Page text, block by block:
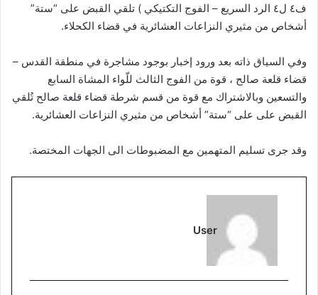
ف٤ ل٤ الرد السريع – الفوج التكتيكي ) تلقي القبض على “ستة”
أشخاص من مثيري النزاعات العشائرية في قضاء الكحلاء.
وفي السياق ذاته بعد ورود إخبار بوجود مشاجرة في منطقة القدس –
قضاء قلعة صالح ، قوة من الفوج الثالث للّواء المشاة السابع
والتسعين وبالاشتراك مع قوة من قسم شرطة قضاء قلعة صالح تُلقي
القبض على على “ستة” أشخاص من مثيري النزاعات العشائرية.
وقد جرى تسليم المتهمين مع المضبوطات الى الجهات المختصة.
User